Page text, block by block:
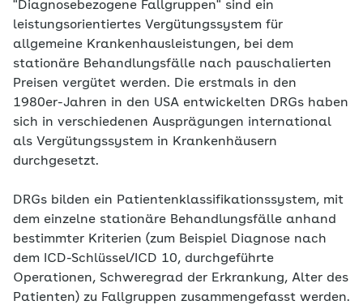
"Diagnosebezogene Fallgruppen" sind ein
leistungsorientiertes Vergütungssystem für
allgemeine Krankenhausleistungen, bei dem
stationäre Behandlungsfälle nach pauschalierten
Preisen vergütet werden. Die erstmals in den
1980er-Jahren in den USA entwickelten DRGs haben
sich in verschiedenen Ausprägungen international
als Vergütungssystem in Krankenhäusern
durchgesetzt.
DRGs bilden ein Patientenklassifikationssystem, mit
dem einzelne stationäre Behandlungsfälle anhand
bestimmter Kriterien (zum Beispiel Diagnose nach
dem ICD-Schlüssel/ICD 10, durchgeführte
Operationen, Schweregrad der Erkrankung, Alter des
Patienten) zu Fallgruppen zusammengefasst werden.